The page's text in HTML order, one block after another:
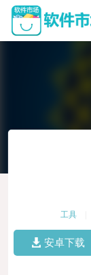
工具
安卓下载